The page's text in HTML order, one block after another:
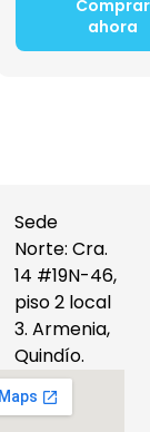
Comprar
ahora
Sede
Norte: Cra.
14 #19N-46,
piso 2 local
3. Armenia,
Quindío.